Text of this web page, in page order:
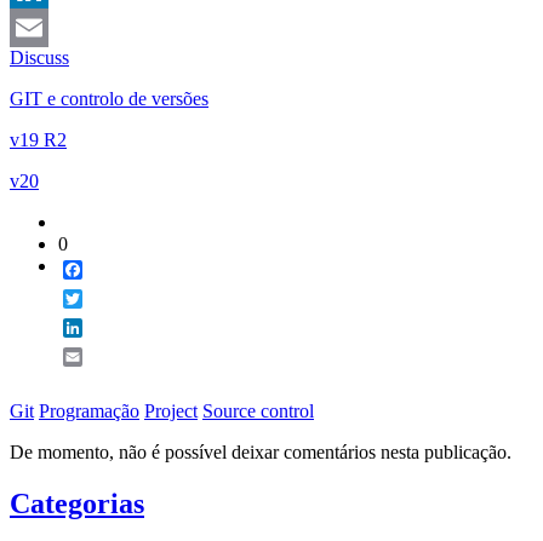
LinkedIn
Email
Discuss
GIT e controlo de versões
v19 R2
v20
0
Git Programação Project Source control
De momento, não é possível deixar comentários nesta publicação.
Categorias